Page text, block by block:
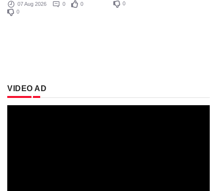
07 Aug 2026 0
0
0
0
VIDEO AD